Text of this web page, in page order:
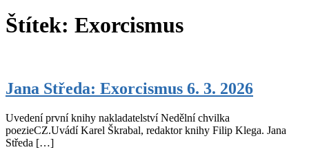
Štítek: Exorcismus
Středa:
Exorcismus
3.
2026
Jana Středa: Exorcismus 6. 3. 2026
Uvedení první knihy nakladatelství Nedělní chvilka
poezieCZ.Uvádí Karel Škrabal, redaktor knihy Filip Klega. Jana
Středa […]